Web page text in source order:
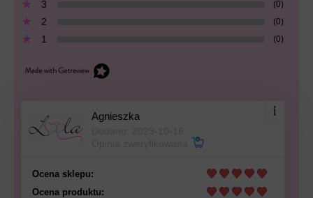
3 (0)
2 (0)
1 (0)
Agnieszka
Ocena sklepu:
Ocena produktu: